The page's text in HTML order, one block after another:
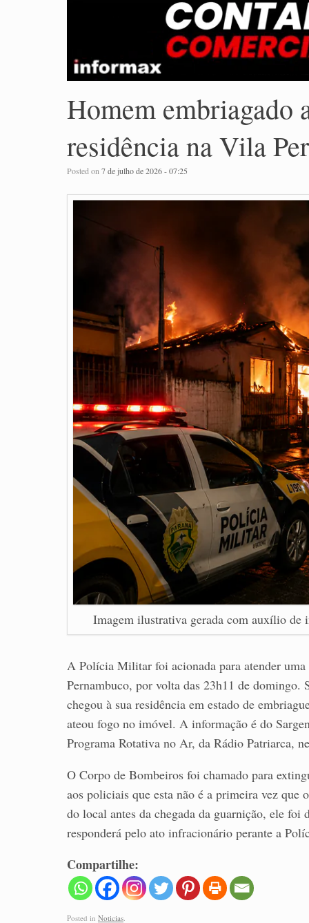
Homem embriagado
residência na Vila
Posted on7 de julho de 2026 - 07:25
Imagem ilustrativa gerada com auxílio
A Polícia Militar foi acionada para atender
Pernambuco, por volta das 23h11 de
chegou à sua residência em estado de
ateou fogo no imóvel. A informação é do
Programa Rotativa no Ar, da Rádio Patriarca,
O Corpo de Bombeiros foi chamado para
aos policiais que esta não é a primeira vez
do local antes da chegada da guarnição, ele
responderá pelo ato infracionário perante a
Compartilhe:
Posted in Noticias.